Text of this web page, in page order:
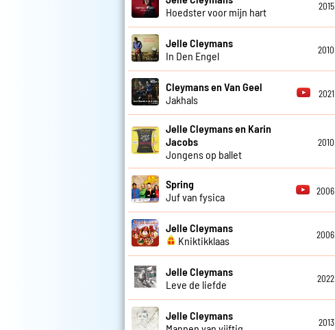
Hoedster voor mijn hart
2015
Jelle Cleymans
In Den Engel
2010
Cleymans en Van Geel
Jakhals
2021
Jelle Cleymans en Karin
Jacobs
Jongens op ballet
2010
Spring
Juf van fysica
2006
Jelle Cleymans
Kniktikklaas
2006
Jelle Cleymans
Leve de liefde
2022
Jelle Cleymans
2013